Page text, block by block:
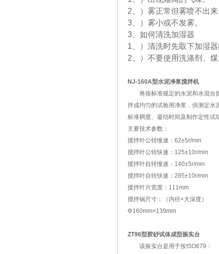
2、）雾正常但雾喷不出
3、）雾小或不发雾。
3、如何清洗加湿器
1、）清洗时先取下加湿
2、）不要使用洗涤剂、
NJ-160A型水泥净浆搅拌机
将按标准规定的水泥和水混合
拌成均匀的试验用净浆，供测定水
标准稠度、凝结时间及制作定性试
主要技术参数：
搅拌叶公转慢速：62±5r/min
搅拌叶公转快速：125±10r/min
搅拌叶自转慢速：140±5r/min
搅拌叶自转快速：285±10r/min
搅拌叶片宽度：111mm
搅拌锅尺寸：（内径×大深度）
Φ160mm×139mm
ZT96型胶砂试体成型振实台
该振实台是用于按ISO679：